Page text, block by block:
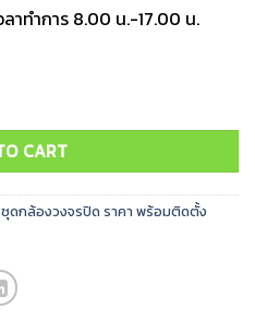
ลาทำการ 8.00 น.-17.00 น.
8 ตัว 2MP พร้อมติดตั้ง quantity
CART
ชุดกล้องวงจรปิด ราคา พร้อมติดตั้ง